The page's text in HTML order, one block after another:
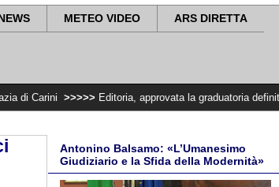
METEO VIDEO ARS DIRETTA
>>>>> Editoria, approvata la graduatoria definitiva dei
Antonino Balsamo: «L’Umanesimo
Giudiziario e la Sfida della Modernità»